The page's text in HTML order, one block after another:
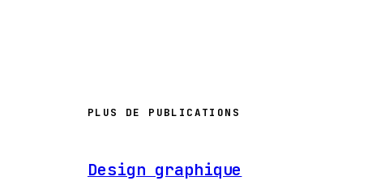
PLUS DE PUBLICATIONS
Design graphique